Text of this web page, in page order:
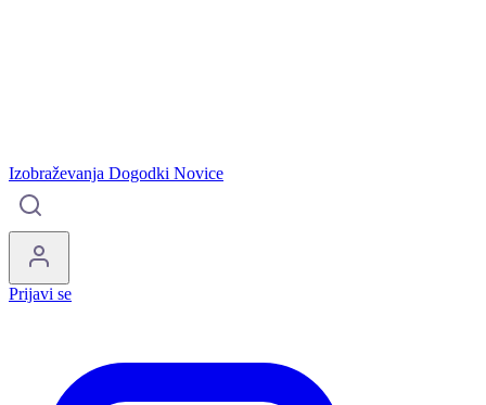
Izobraževanja Dogodki Novice
Prijavi se